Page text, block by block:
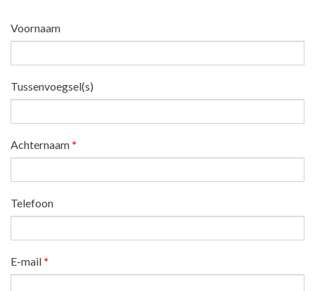
Voornaam
Tussenvoegsel(s)
Achternaam *
Telefoon
E-mail *